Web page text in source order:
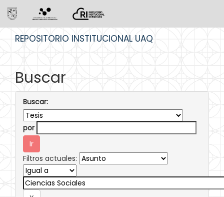
REPOSITORIO INSTITUCIONAL UAQ
Buscar
Buscar:
por
Filtros actuales: